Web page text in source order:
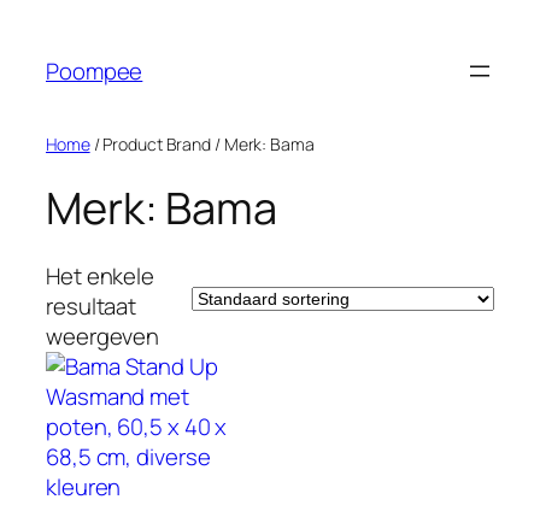
Poompee
Home/ Product Brand / Merk: Bama
Merk: Bama
Het enkele
resultaat
weergeven